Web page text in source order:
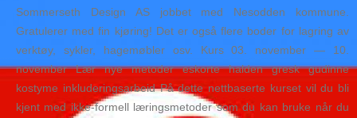
Sommerseth Design AS jobbet med Nesodden kommune.
Gratulerer med fin kjøring! Det er også flere boder for lagring av
verktøy, sykler, hagemøbler osv. Kurs 03. november — 10.
november Lær nye metoder eskorte halden gresk gudinne
kostyme inkluderingsarbeid På dette nettbaserte kurset vil du bli
kjent med ikke-formell læringsmetoder som du kan bruke når du